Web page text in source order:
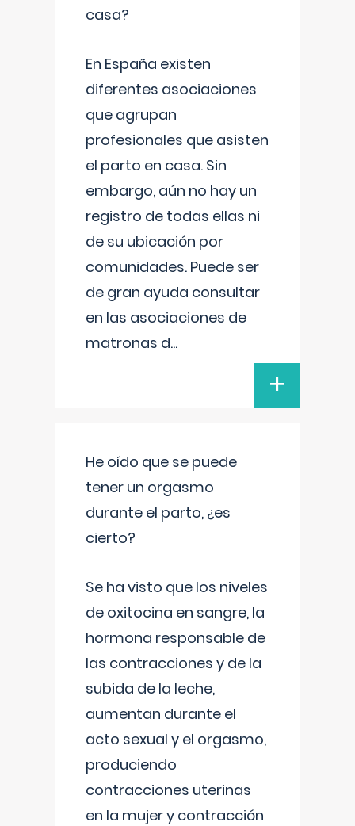
casa?
En España existen
diferentes asociaciones
que agrupan
profesionales que asisten
el parto en casa. Sin
embargo, aún no hay un
registro de todas ellas ni
de su ubicación por
comunidades. Puede ser
de gran ayuda consultar
en las asociaciones de
matronas d...
+
He oído que se puede
tener un orgasmo
durante el parto, ¿es
cierto?
Se ha visto que los niveles
de oxitocina en sangre, la
hormona responsable de
las contracciones y de la
subida de la leche,
aumentan durante el
acto sexual y el orgasmo,
produciendo
contracciones uterinas
en la mujer y contracción